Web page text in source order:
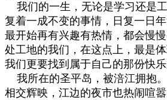
我们的一生，无论是学习还是
复着一成不变的事情，日复一日
最开始再有兴趣有热情，都会慢
处工地的我们，在这点上，最是
我们更要找到属于自己的那份快乐
我所在的圣平岛，被涪江拥抱
相交辉映，江边的夜市也热闹喧